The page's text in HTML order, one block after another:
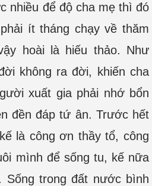
nhiều để độ cha mẹ thì đó
ít tháng chạy về thăm
hoài là hiếu thảo. Như
không ra đời, khiến cha
xuất gia phải nhớ bổn
đền đáp tứ ân. Trước hết
là công ơn thầy tổ, công
mình để sống tu, kế nữa
Sống trong đất nước bình